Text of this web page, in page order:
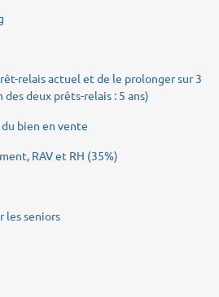
relais actuel et de le prolonger sur 3
deux prêts-relais : 5 ans)
bien en vente
RAV et RH (35%)
les seniors